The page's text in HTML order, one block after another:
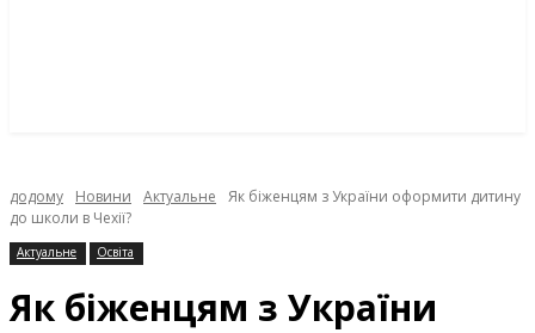
додому Новини Актуальне
Як біженцям з України оформити дитину
до школи в Чехії?
Актуальне Освіта
Як біженцям з України